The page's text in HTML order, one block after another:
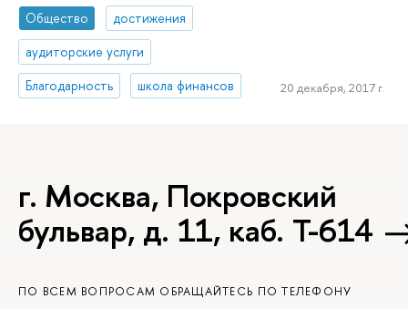
Общество
достижения
аудиторские услуги
Благодарность
школа финансов 20 декабря, 2017 г.
г. Москва, Покровский
бульвар, д. 11, каб. Т-614
ПО ВСЕМ ВОПРОСАМ ОБРАЩАЙТЕСЬ ПО ТЕЛЕФОНУ